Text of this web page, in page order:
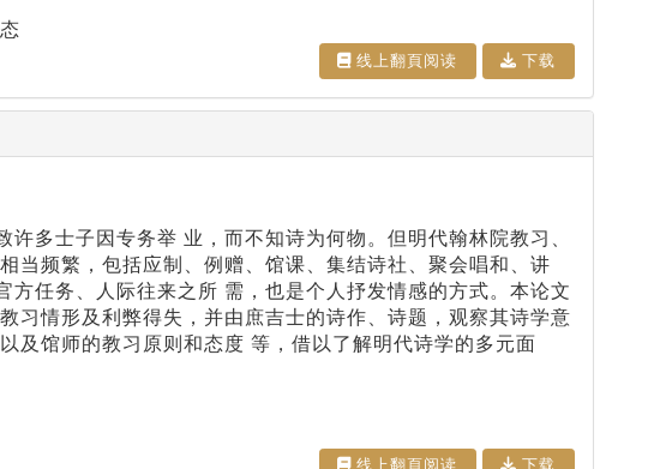
线上翻⾴阅读 下载
多士子因专务举 业，而不知诗为何物。但明代翰林院教习、
当频繁，包括应制、例赠、馆课、集结诗社、聚会唱和、讲
任务、人际往来之所 需，也是个人抒发情感的方式。本论文
习情形及利弊得失，并由庶吉士的诗作、诗题，观察其诗学意
及馆师的教习原则和态度 等，借以了解明代诗学的多元面
线上翻⾴阅读 下载